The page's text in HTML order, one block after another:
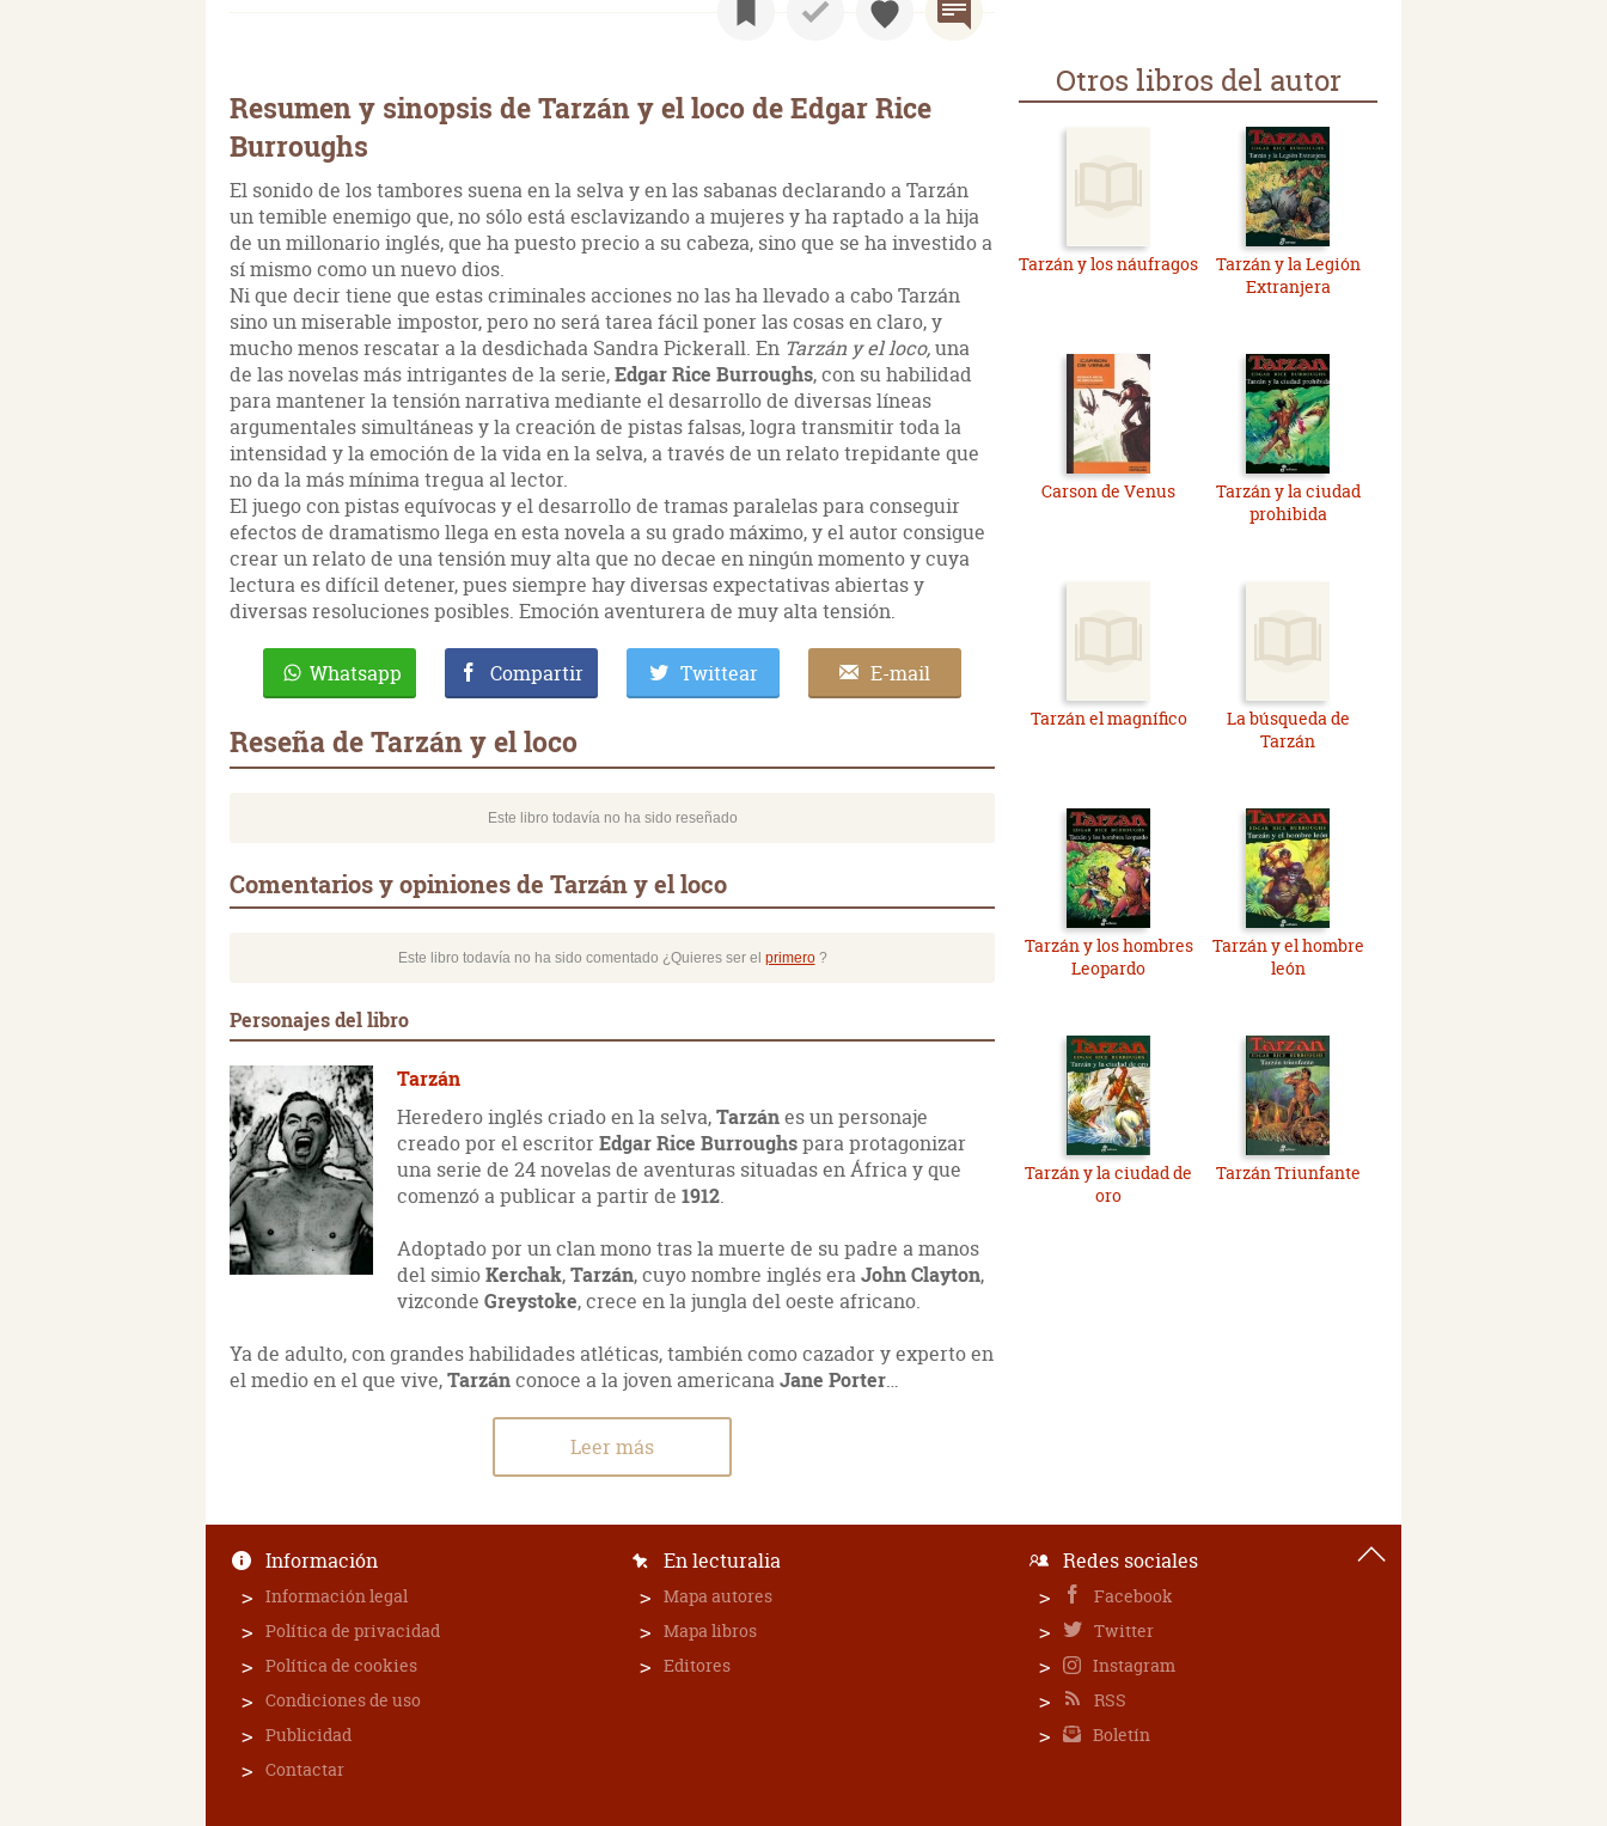
Resumen y sinopsis de Tarzán y el loco de Edgar Rice
Burroughs
El sonido de los tambores suena en la selva y en las sabanas declarando a Tarzán
un temible enemigo que, no sólo está esclavizando a mujeres y ha raptado a la hija
de un millonario inglés, que ha puesto precio a su cabeza, sino que se ha investido a
sí mismo como un nuevo dios.
Ni que decir tiene que estas criminales acciones no las ha llevado a cabo Tarzán
sino un miserable impostor, pero no será tarea fácil poner las cosas en claro, y
mucho menos rescatar a la desdichada Sandra Pickerall. En Tarzán y el loco,una
de las novelas más intrigantes de la serie,Edgar Rice Burroughs, con su habilidad
para mantener la tensión narrativa mediante el desarrollo de diversas líneas
argumentales simultáneas y la creación de pistas falsas, logra transmitir toda la
intensidad y la emoción de la vida en la selva, a través de un relato trepidante que
no da la más mínima tregua al lector.
El juego con pistas equívocas y el desarrollo de tramas paralelas para conseguir
efectos de dramatismo llega en esta novela a su grado máximo, y el autor consigue
crear un relato de una tensión muy alta que no decae en ningún momento y cuya
lectura es difícil detener, pues siempre hay diversas expectativas abiertas y
diversas resoluciones posibles. Emoción aventurera de muy alta tensión.
Whatsapp Compartir Twittear E-mail
Reseña de Tarzán y el loco
Este libro todavía no ha sido reseñado
Comentarios y opiniones de Tarzán y el loco
Este libro todavía no ha sido comentado ¿Quieres ser el primero?
Personajes del libro
Tarzán
Heredero inglés criado en la selva,Tarzánes un personaje
creado por el escritor Edgar Rice Burroughspara protagonizar
una serie de 24 novelas de aventuras situadas en África y que
comenzó a publicar a partir de 1912.
Adoptado por un clan mono tras la muerte de su padre a manos
del simioKerchak,Tarzán, cuyo nombre inglés eraJohn Clayton,
vizconde Greystoke, crece en la jungla del oeste africano.
Ya de adulto, con grandes habilidades atléticas, también como cazador y experto en
el medio en el que vive,Tarzánconoce a la joven americanaJane Porter…
Leer más
Otros libros del autor
Tarzán y los náufragos
Tarzán y la Legión
Extranjera
Carson de Venus
Tarzán y la ciudad
prohibida
Tarzán el magnífico
La búsqueda de
Tarzán
Tarzán y los hombres
Leopardo
Tarzán y el hombre
león
Tarzán y la ciudad de
oro
Tarzán Triunfante
Información
Información legal
Política de privacidad
Política de cookies
Condiciones de uso
Publicidad
Contactar
En lecturalia
Mapa autores
Mapa libros
Editores
Redes sociales
Facebook
Twitter
Instagram
RSS
Boletín